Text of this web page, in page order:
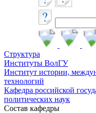
Структура
Институты ВолГУ
Институт истории,
технологий
Кафедра российской
политических наук
Состав кафедры